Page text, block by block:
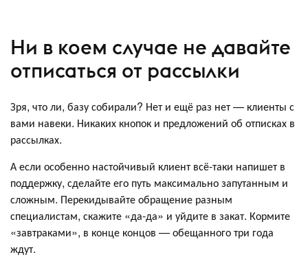
Ни в коем случае не давайте
отписаться от рассылки
Зря, что ли, базу собирали? Нет и ещё раз нет — клиенты с
вами навеки. Никаких кнопок и предложений об отписках в
рассылках.
А если особенно настойчивый клиент всё-таки напишет в
поддержку, сделайте его путь максимально запутанным и
сложным. Перекидывайте обращение разным
специалистам, скажите «да-да» и уйдите в закат. Кормите
«завтраками», в конце концов — обещанного три года
ждут.